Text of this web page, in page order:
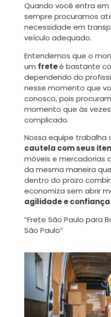
Quando você entra
sempre procuramos
necessidade em
veículo adequado.
Entendemos que o
um freteé bastante
dependendo do
nesse momento que
conosco, pois
momento que às
complicado.
Nossa equipe trabalha
cautela com seus
móveis e mercadorias
da mesma maneira
dentro do prazo
economiza sem abrir
agilidade e confiança
“Frete São Paulo para
São Paulo”